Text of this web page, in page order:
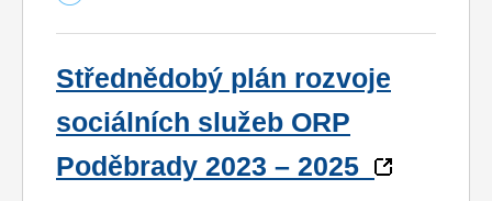
Střednědobý plán rozvoje
sociálních služeb ORP
Poděbrady 2023 – 2025